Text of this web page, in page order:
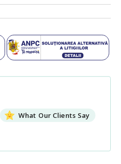
What Our Clients Say